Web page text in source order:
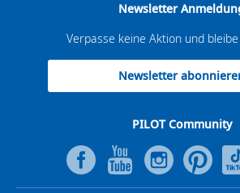
Newsletter
Verpasse keine Aktion und
Newsletter
PILOT Community